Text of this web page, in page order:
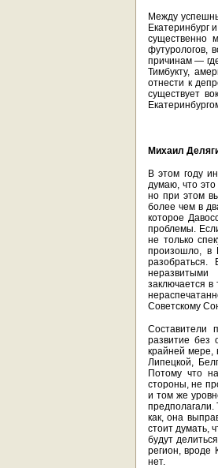
Между
Екатеринбург
существенно
футурологов,
причинам —
Тимбукту,
отнести к
существует
Михаил
В этом году
думаю, что
но при этом
более чем в
которое
проблемы.
не только
произошло, в
разобраться.
заключается
Советскому
Составители
развитие без
крайней мере,
Липецкой,
Потому что
стороны, не
и том же
предполагали.
как, она
стоит думать,
будут
регион, вроде
нет.